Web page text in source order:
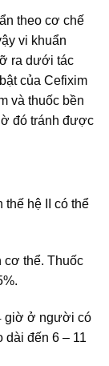
theo cơ chế
vi khuẩn
ra dưới tác
của Cefixim
và thuốc bền
đó tránh được
thế hệ II có thể
cơ thể. Thuốc
giờ ở người có
dài đến 6 – 11